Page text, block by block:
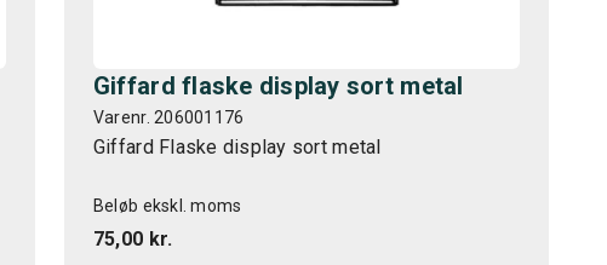
Giffard flaske display sort metal
Varenr. 206001176
Giffard Flaske display sort metal
Beløb ekskl. moms
75,00 kr.